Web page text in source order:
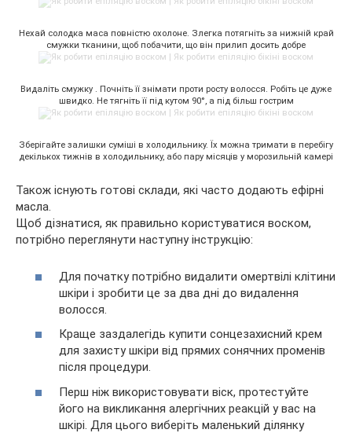
Нехай солодка маса повністю охолоне. Злегка потягніть за нижній край
смужки тканини, щоб побачити, що він прилип досить добре
Видаліть смужку . Почніть її знімати проти росту волосся. Робіть це дуже
швидко. Не тягніть її під кутом 90°, а під більш гострим
Зберігайте залишки суміші в холодильнику. Їх можна тримати в перебігу
декількох тижнів в холодильнику, або пару місяців у морозильній камері
Також існують готові склади, які часто додають ефірні
масла.
Щоб дізнатися, як правильно користуватися воском,
потрібно переглянути наступну інструкцію:
Для початку потрібно видалити омертвілі клітини
шкіри і зробити це за два дні до видалення
волосся.
Краще заздалегідь купити сонцезахисний крем
для захисту шкіри від прямих сонячних променів
після процедури.
Перш ніж використовувати віск, протестуйте
його на викликання алергічних реакцій у вас на
шкірі. Для цього виберіть маленький ділянку